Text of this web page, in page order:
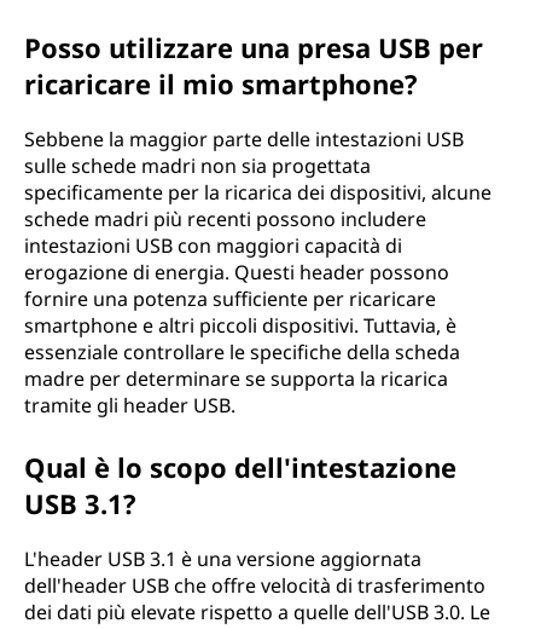
Posso utilizzare una presa USB per
ricaricare il mio smartphone?
Sebbene la maggior parte delle intestazioni USB
sulle schede madri non sia progettata
specificamente per la ricarica dei dispositivi, alcune
schede madri più recenti possono includere
intestazioni USB con maggiori capacità di
erogazione di energia. Questi header possono
fornire una potenza sufficiente per ricaricare
smartphone e altri piccoli dispositivi. Tuttavia, è
essenziale controllare le specifiche della scheda
madre per determinare se supporta la ricarica
tramite gli header USB.
Qual è lo scopo dell'intestazione
USB 3.1?
L'header USB 3.1 è una versione aggiornata
dell'header USB che offre velocità di trasferimento
dei dati più elevate rispetto a quelle dell'USB 3.0. Le